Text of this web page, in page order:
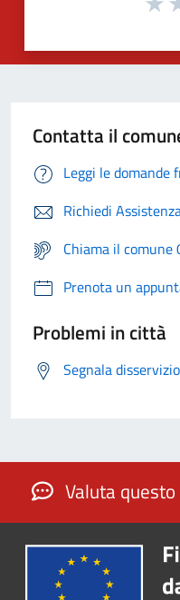
Contatta il
Leggi le domande
Richiedi
Chiama il comune
Prenota un
Problemi in città
Segnala disservizio
Valuta